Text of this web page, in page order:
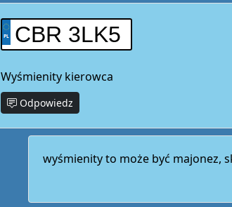
CBR 3LK5
Wyśmienity kierowca
Odpowiedz
wyśmienity to może być majonez,